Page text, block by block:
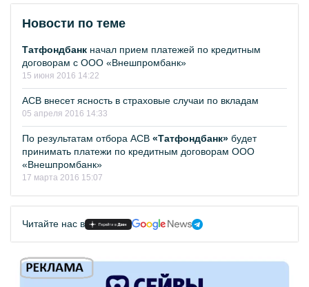
Новости по теме
Татфондбанк начал прием платежей по кредитным
договорам с ООО «Внешпромбанк»
15 июня 2016 14:22
АСВ внесет ясность в страховые случаи по вкладам
05 апреля 2016 14:33
По результатам отбора АСВ «Татфондбанк» будет
принимать платежи по кредитным договорам ООО
«Внешпромбанк»
17 марта 2016 15:07
Читайте нас в